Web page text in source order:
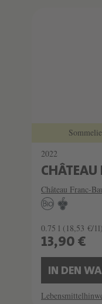
2022
CHÂTEAU
Château Franc-
0.75 l (18,53 €/
13,90 €
IN DEN